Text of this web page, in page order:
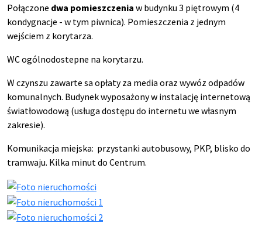
Połączone dwa pomieszczenia w budynku 3 piętrowym (4
kondygnacje - w tym piwnica). Pomieszczenia z jednym
wejściem z korytarza.
WC ogólnodostepne na korytarzu.
W czynszu zawarte sa opłaty za media oraz wywóz odpadów
komunalnych. Budynek wyposażony w instalację internetową
światłowodową (usługa dostępu do internetu we własnym
zakresie).
Komunikacja miejska: przystanki autobusowy, PKP, blisko do
tramwaju. Kilka minut do Centrum.